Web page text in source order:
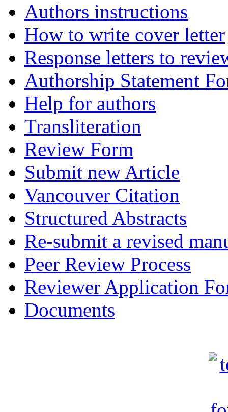
Authors instructions
How to write cover letter
Response letters to
Authorship Statement
Help for authors
Transliteration
Review Form
Submit new Article
Vancouver Citation
Structured Abstracts
Re-submit a revised
Peer Review Process
Reviewer Application
Documents